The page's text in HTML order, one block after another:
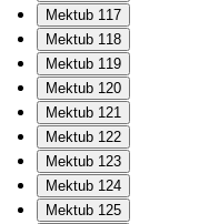
Mektub 117
Mektub 118
Mektub 119
Mektub 120
Mektub 121
Mektub 122
Mektub 123
Mektub 124
Mektub 125